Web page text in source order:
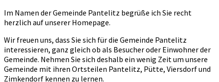
Im Namen der Gemeinde Pantelitz begrüße ich Sie recht
herzlich auf unserer Homepage.
Wir freuen uns, dass Sie sich für die Gemeinde Pantelitz
interessieren, ganz gleich ob als Besucher oder Einwohner der
Gemeinde. Nehmen Sie sich deshalb ein wenig Zeit um unsere
Gemeinde mit ihren Ortsteilen Pantelitz, Pütte, Viersdorf und
Zimkendorf kennen zu lernen.